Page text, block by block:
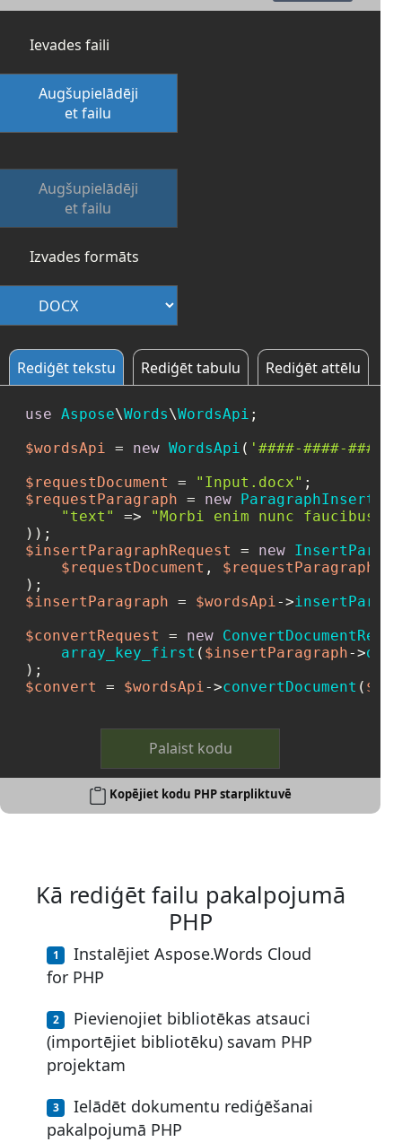
Ievades faili
Augšupielādēji
et failu
Augšupielādēji
et failu
Izvades formāts
Rediģēt tekstu Rediģēt tabulu Rediģēt attēlu
use Aspose\Words\WordsApi ;
$wordsApi = new WordsApi ( '####-####-####-
$requestDocument
= "Input.docx"
$requestParagraph = new ParagraphInsert
"text"
=>
"Morbi enim nunc faucibus
$insertParagraphRequest
= new
$requestDocument , $requestParagraph
$insertParagraph = $wordsApi->
$convertRequest
= new
array_key_first ( $insertParagraph->
$convert
= $wordsApi->convertDocument (
Palaist kodu
Kopējiet kodu PHP starpliktuvē
Kā rediģēt failu pakalpojumā
PHP
Instalējiet Aspose.Words Cloud
for PHP
Pievienojiet bibliotēkas atsauci
(importējiet bibliotēku) savam PHP
projektam
Ielādēt dokumentu rediģēšanai
pakalpojumā PHP